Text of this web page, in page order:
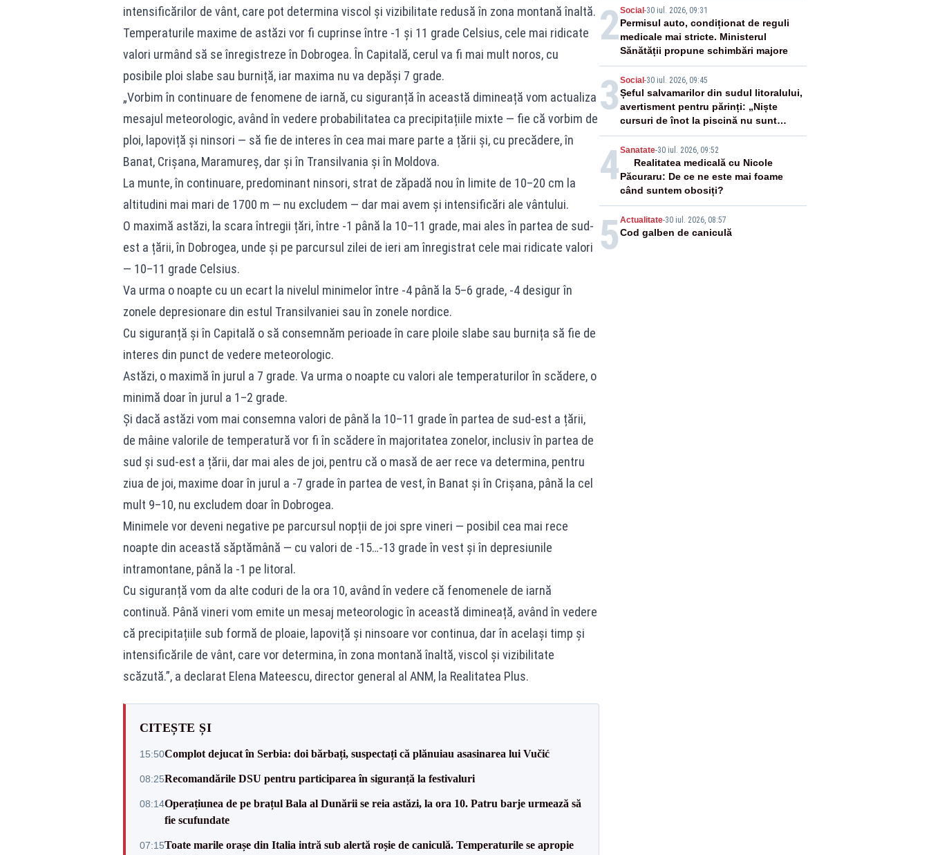
intensificărilor de vânt, care pot determina viscol și vizibilitate redusă în zona montană înaltă.
Temperaturile maxime de astăzi vor fi cuprinse între -1 și 11 grade Celsius, cele mai ridicate
valori urmând să se înregistreze în Dobrogea. În Capitală, cerul va fi mai mult noros, cu
posibile ploi slabe sau burniță, iar maxima nu va depăși 7 grade.
„Vorbim în continuare de fenomene de iarnă, cu siguranță în această dimineață vom actualiza
mesajul meteorologic, având în vedere probabilitatea ca precipitațiile mixte — fie că vorbim de
ploi, lapoviță și ninsori — să fie de interes în cea mai mare parte a țării și, cu precădere, în
Banat, Crișana, Maramureș, dar și în Transilvania și în Moldova.
La munte, în continuare, predominant ninsori, strat de zăpadă nou în limite de 10–20 cm la
altitudini mai mari de 1700 m — nu excludem — dar mai avem și intensificări ale vântului.
O maximă astăzi, la scara întregii țări, între -1 până la 10–11 grade, mai ales în partea de sud-
est a țării, în Dobrogea, unde și pe parcursul zilei de ieri am înregistrat cele mai ridicate valori
— 10–11 grade Celsius.
Va urma o noapte cu un ecart la nivelul minimelor între -4 până la 5–6 grade, -4 desigur în
zonele depresionare din estul Transilvaniei sau în zonele nordice.
Cu siguranță și în Capitală o să consemnăm perioade în care ploile slabe sau burnița să fie de
interes din punct de vedere meteorologic.
Astăzi, o maximă în jurul a 7 grade. Va urma o noapte cu valori ale temperaturilor în scădere, o
minimă doar în jurul a 1–2 grade.
Și dacă astăzi vom mai consemna valori de până la 10–11 grade în partea de sud-est a țării,
de mâine valorile de temperatură vor fi în scădere în majoritatea zonelor, inclusiv în partea de
sud și sud-est a țării, dar mai ales de joi, pentru că o masă de aer rece va determina, pentru
ziua de joi, maxime doar în jurul a -7 grade în partea de vest, în Banat și în Crișana, până la cel
mult 9–10, nu excludem doar în Dobrogea.
Minimele vor deveni negative pe parcursul nopții de joi spre vineri — posibil cea mai rece
noapte din această săptămână — cu valori de -15…-13 grade în vest și în depresiunile
intramontane, până la -1 pe litoral.
Cu siguranță vom da alte coduri de la ora 10, având în vedere că fenomenele de iarnă
continuă. Până vineri vom emite un mesaj meteorologic în această dimineață, având în vedere
că precipitațiile sub formă de ploaie, lapoviță și ninsoare vor continua, dar în același timp și
intensificările de vânt, care vor determina, în zona montană înaltă, viscol și vizibilitate
scăzută.”, a declarat Elena Mateescu, director general al ANM, la Realitatea Plus.
CITEȘTE ȘI
15:50Complot dejucat în Serbia: doi bărbați, suspectați că plănuiau asasinarea lui Vučić
08:25Recomandările DSU pentru participarea în siguranță la festivaluri
08:14Operațiunea de pe brațul Bala al Dunării se reia astăzi, la ora 10. Patru barje urmează să
fie scufundate
07:15Toate marile orașe din Italia intră sub alertă roșie de caniculă. Temperaturile se apropie
2Social -30 iul. 2026, 09:31
Permisul auto, condiționat de reguli
medicale mai stricte. Ministerul
Sănătății propune schimbări majore
3 Social -30 iul. 2026, 09:45
Șeful salvamarilor din sudul litoralului,
avertisment pentru părinți: „Niște
cursuri de înot la piscină nu sunt
suficiente”
4Sanatate-30 iul. 2026, 09:52
Realitatea medicală cu Nicole
Păcuraru: De ce ne este mai foame
când suntem obosiți?
5 Actualitate-30 iul. 2026, 08:57
Cod galben de caniculă